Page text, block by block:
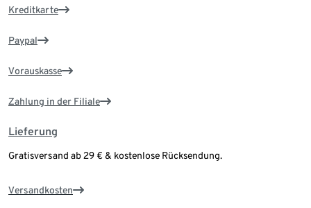
Kreditkarte
Paypal
Vorauskasse
Zahlung in der Filiale
Lieferung
Gratisversand ab 29 € & kostenlose Rücksendung.
Versandkosten